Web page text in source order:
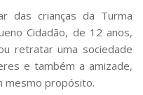
das crianças da Turma
Cidadão, de 12 anos,
retratar uma sociedade
e também a amizade,
mesmo propósito.